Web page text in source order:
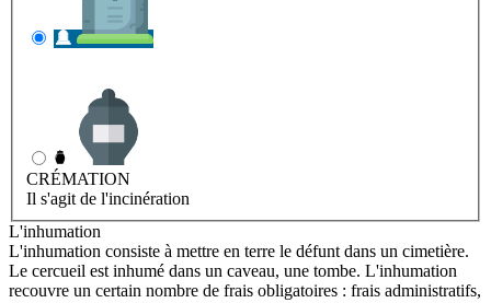
CRÉMATION
Il s'agit de l'incinération
L'inhumation
L'inhumation consiste à mettre en terre le défunt dans un cimetière.
Le cercueil est inhumé dans un caveau, une tombe. L'inhumation
recouvre un certain nombre de frais obligatoires : frais administratifs,